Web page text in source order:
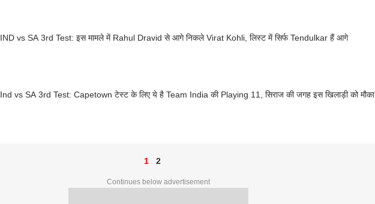
IND vs SA 3rd Test: इस मामले में Rahul Dravid से आगे निकले Virat Kohli, लिस्ट में सिर्फ Tendulkar हैं आगे
Ind vs SA 3rd Test: Capetown टेस्ट के लिए ये है Team India की Playing 11, सिराज की जगह इस खिलाड़ी को मौका
1 2
Continues below advertisement